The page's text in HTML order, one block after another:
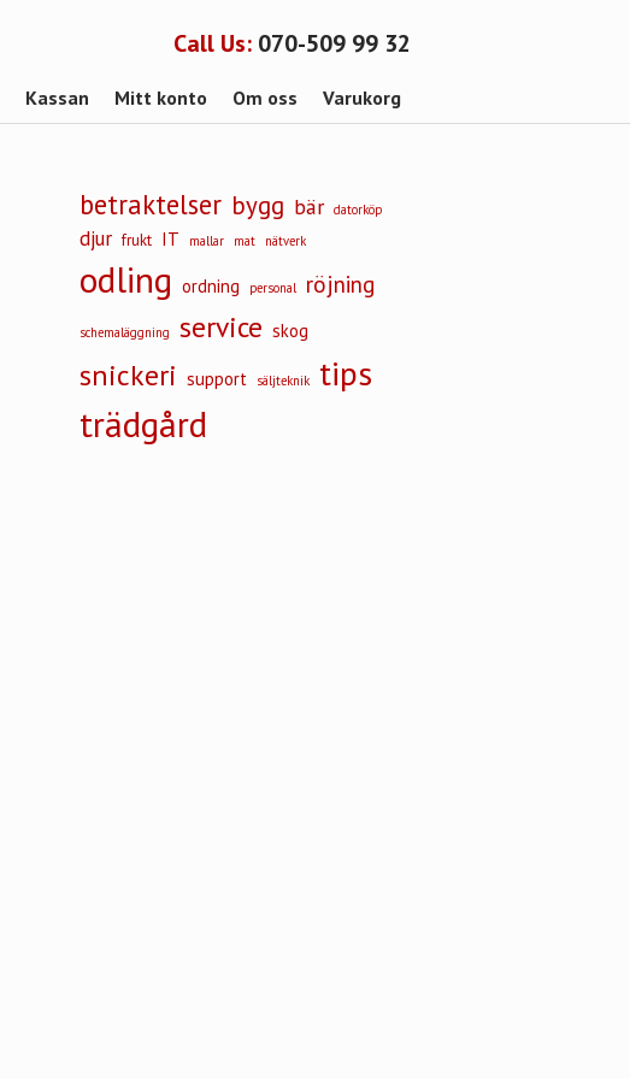
Call Us: 070-509 99 32
Kassan Mitt konto Om oss Varukorg
betraktelser bygg bär datorköp
djur frukt IT mallar mat nätverk
odling ordning personal röjning
schemaläggning service skog
snickeri support säljteknik tips
trädgård